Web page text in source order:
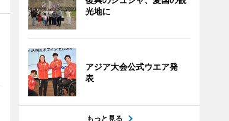
光地に
アジア大会公式ウエア発
表
もっと見る